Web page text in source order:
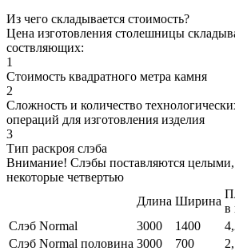
Из чего складывается стоимость?
Цена изготовления столешницы
соствляющих:
1
Стоимость квадратного метра камня
2
Сложность и количество
операций для изготовления изделия
3
Тип раскроя слэба
Внимание! Слэбы поставляются
некоторые четвертью
Длина Ширина
в
Слэб Normal
3000 1400
Слэб Normal половина 3000 700